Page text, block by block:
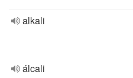
alkali
álcali